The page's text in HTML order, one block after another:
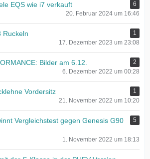
EQS wie i7 verkauft
6
20. Februar 2024 um 16:46
Ruckeln
1
17. Dezember 2023 um 23:08
Bilder am 6.12.
2
6. Dezember 2022 um 00:28
Vordersitz
1
21. November 2022 um 10:20
Vergleichstest gegen Genesis G90
5
1. November 2022 um 18:13